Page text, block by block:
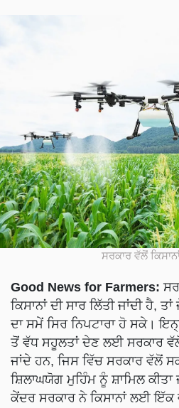
ਸਰਕਾਰ ਵੱਲੋਂ
Good News for Farmers:
ਕਿਸਾਨਾਂ ਦੀ ਸਾਰ ਲਿੱਤੀ ਜਾਂਦੀ ਹੈ,
ਦਾ ਸਮੇਂ ਸਿਰ ਨਿਪਟਾਰਾ ਹੋ ਸਕੇ।
ਤੋਂ ਵੱਧ ਸਹੂਲਤਾਂ ਦੇਣ ਲਈ ਸਰਕਾਰ
ਜਾਂਦੇ ਹਨ, ਜਿਸ ਵਿੱਚ ਸਰਕਾਰ ਵੱਲੋਂ
ਸ਼ਿਲਾਘਯੋਗ ਮੁਹਿੰਮ ਨੂੰ ਸ਼ਾਮਿਲ
ਕੇਂਦਰ ਸਰਕਾਰ ਨੇ ਕਿਸਾਨਾਂ ਲਈ ਇੱਕ